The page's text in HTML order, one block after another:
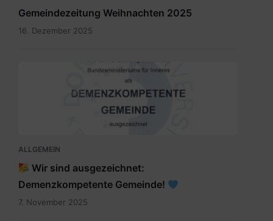
Gemeindezeitung Weihnachten 2025
16. Dezember 2025
SKM_C300i25110709150.jpg
ALLGEMEIN
Wir sind ausgezeichnet:
Demenzkompetente Gemeinde!
7. November 2025